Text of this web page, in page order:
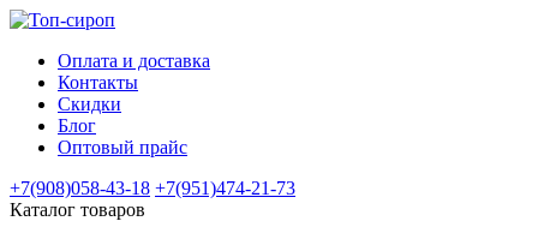
Оплата и доставка
Контакты
Скидки
Блог
Оптовый прайс
+7(908)058-43-18 +7(951)474-21-73
Каталог товаров